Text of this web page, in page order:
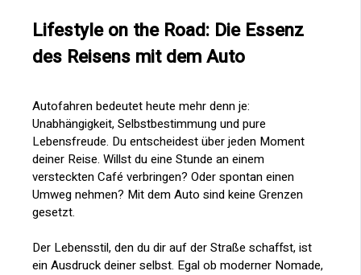
Lifestyle on the Road: Die Essenz
des Reisens mit dem Auto
Autofahren bedeutet heute mehr denn je:
Unabhängigkeit, Selbstbestimmung und pure
Lebensfreude. Du entscheidest über jeden Moment
deiner Reise. Willst du eine Stunde an einem
versteckten Café verbringen? Oder spontan einen
Umweg nehmen? Mit dem Auto sind keine Grenzen
gesetzt.
Der Lebensstil, den du dir auf der Straße schaffst, ist
ein Ausdruck deiner selbst. Egal ob moderner Nomade,